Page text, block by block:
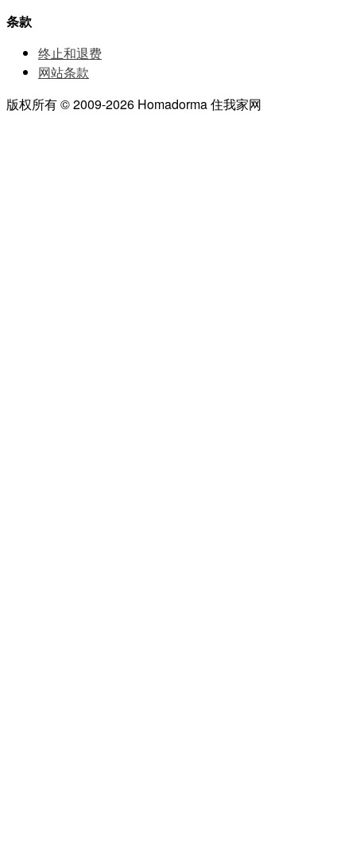
条款
终止和退费
网站条款
版权所有 © 2009-2026 Homadorma 住我家网